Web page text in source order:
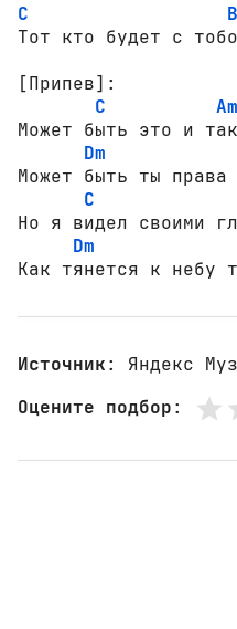
C
Тот кто будет с
[Припев]:
C
Am
Может быть это и так
Dm
Может быть ты права
C
Но я видел своими
Dm
Как тянется к небу
Источник: Яндекс
Оцените подбор: